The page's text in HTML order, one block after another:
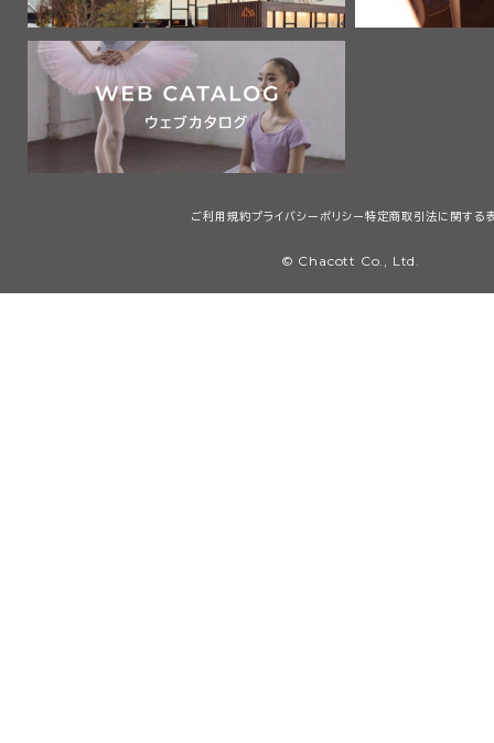
ご利用規約プライバシーポリシー 特定商取引法に関する
© Chacott Co., Ltd.